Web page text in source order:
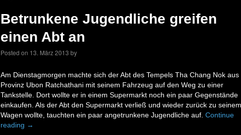
Betrunkene Jugendliche greifen
einen Abt an
Posted on 13. März 2013 by
Am Dienstagmorgen machte sich der Abt des Tempels Tha Chang Nok aus
Provinz Ubon Ratchathani mit seinem Fahrzeug auf den Weg zu einer
Tankstelle. Dort wollte er in einem Supermarkt noch ein paar Gegenstände
einkaufen. Als der Abt den Supermarkt verließ und wieder zurück zu seinem
Wagen wollte, tauchten ein paar angetrunkene Jugendliche auf. Continue
reading →